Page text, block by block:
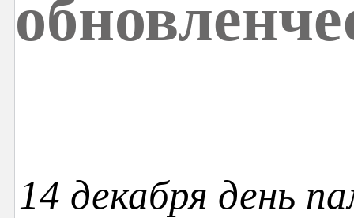
14 декабря день